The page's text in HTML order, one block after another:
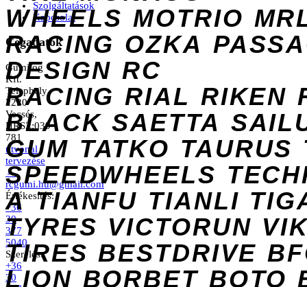
WHEELS MOTRIO
RACING OZKA
DESIGN RC
RACING RIAL RIKEN
BLACK SAETTA
GUM TATKO TAURUS
SPEEDWHEELS
A TIANFU TIANLI
TYRES VICTORUN
TIRES BESTDRIVE
LION BORBET BOTO
Szolgáltatások
Kapcsolat
Cégadatok
Gumilog
Kft.
Telephely
2220
Vecsés,
HRSZ:039
781
útvonal
tervezése
→
rcgumi.hu@gmail.com
Értékesítés:
+36
30
377
5040
Szerelés:
+36
30